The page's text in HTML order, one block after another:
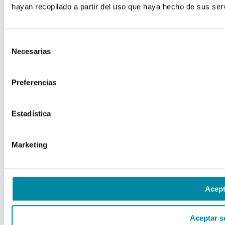
hayan recopilado a partir del uso que haya hecho de sus
Necesarias
Preferencias
Estadística
Marketing
Aceptar